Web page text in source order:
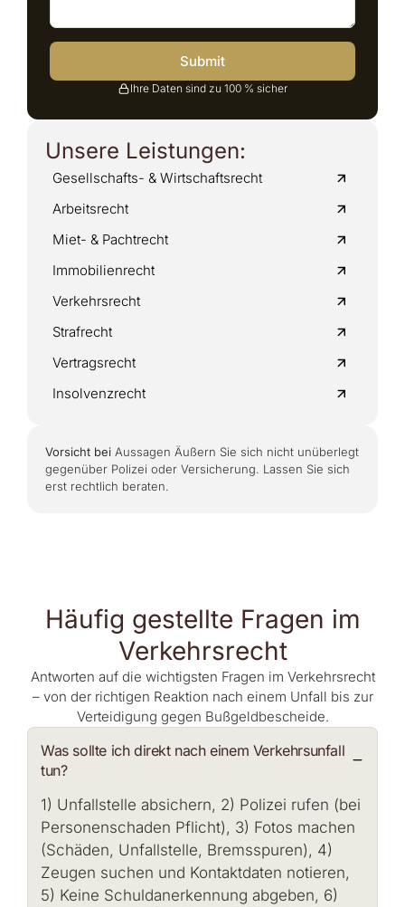
Submit
Ihre Daten sind zu 100 % sicher
Unsere Leistungen:
Gesellschafts- & Wirtschaftsrecht
Arbeitsrecht
Miet- & Pachtrecht
Immobilienrecht
Verkehrsrecht
Strafrecht
Vertragsrecht
Insolvenzrecht
Vorsicht bei Aussagen Äußern Sie sich nicht unüberlegt
gegenüber Polizei oder Versicherung. Lassen Sie sich
erst rechtlich beraten.
Häufig gestellte Fragen im
Verkehrsrecht
Antworten auf die wichtigsten Fragen im Verkehrsrecht
– von der richtigen Reaktion nach einem Unfall bis zur
Verteidigung gegen Bußgeldbescheide.
Was sollte ich direkt nach einem Verkehrsunfall
tun?
1) Unfallstelle absichern, 2) Polizei rufen (bei
Personenschaden Pflicht), 3) Fotos machen
(Schäden, Unfallstelle, Bremsspuren), 4)
Zeugen suchen und Kontaktdaten notieren,
5) Keine Schuldanerkennung abgeben, 6)